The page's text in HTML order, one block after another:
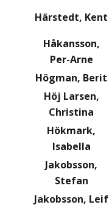
Härstedt, Kent
Håkansson,
Per-Arne
Högman, Berit
Höj Larsen,
Christina
Hökmark,
Isabella
Jakobsson,
Stefan
Jakobsson, Leif